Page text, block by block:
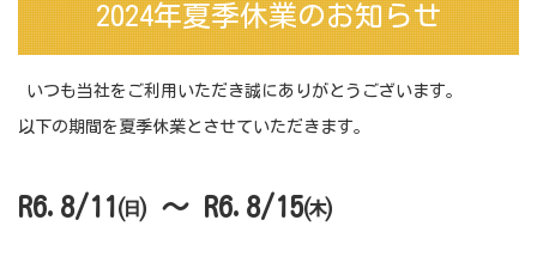
2024年夏季休業のお知らせ
いつも当社をご利用いただき誠にありがとうございます。
以下の期間を夏季休業とさせていただきます。
R6.8/11㈰ ～ R6.8/15㈭